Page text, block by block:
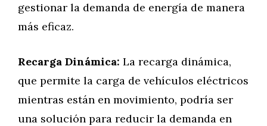
gestionar la demanda de energía de manera
más eficaz.
Recarga Dinámica: La recarga dinámica,
que permite la carga de vehículos eléctricos
mientras están en movimiento, podría ser
una solución para reducir la demanda en